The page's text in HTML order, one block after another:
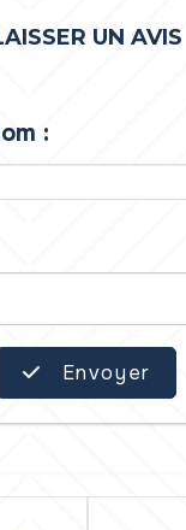
UN AVIS
:
Envoyer